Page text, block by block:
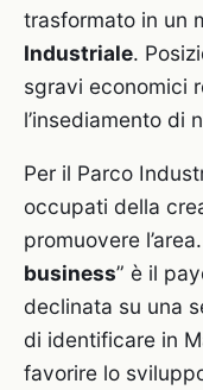
trasformato in un
Industriale.
sgravi economici
l’insediamento di
Per il Parco
occupati della
promuovere l’area.
business” è il
declinata su una
di identificare in
favorire lo